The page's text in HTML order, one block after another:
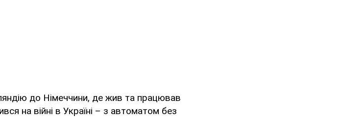
до Німеччини, де жив та працював
на війні в Україні – з автоматом без